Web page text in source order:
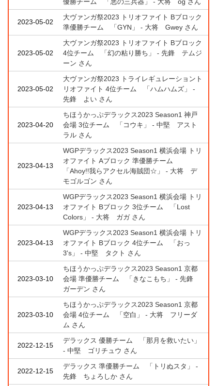
2023-05-02
大ヴァンガ祭2023 トリオファイト Bブロック
準優勝チーム 「GYN」 - 大将 Gwey さん
2023-05-02
大ヴァンガ祭2023 トリオファイト Bブロック
4位チーム 「幻の粘り勝ち」 - 先鋒 テムジ
ーン さん
2023-05-02
大ヴァンガ祭2023 トライレギュレーショント
リオファイト 4位チーム 「ハムハムズ」 -
先鋒 よい さん
2023-04-20
ちほうかっぷデラックス2023 Season1 神戸
会場 3位チーム 「コウキ」 - 中堅 アスト
ラル さん
2023-04-13
WGPデラックス2023 Season1 横浜会場 トリ
オファイト Aブロック 準優勝チーム
「Ahoy!!我らアクセル海賊団☆」 - 大将 デ
モゴルゴン さん
2023-04-13
WGPデラックス2023 Season1 横浜会場 トリ
オファイト Bブロック 3位チーム 「Lost
Colors」 - 大将 ガガ さん
2023-04-13
WGPデラックス2023 Season1 横浜会場 トリ
オファイト Bブロック 4位チーム 「おっ
3's」 - 中堅 タクト さん
2023-03-10
ちほうかっぷデラックス2023 Season1 京都
会場 準優勝チーム 「きなこもち」 - 先鋒
ガーデン さん
2023-03-10
ちほうかっぷデラックス2023 Season1 京都
会場 4位チーム 「空白」 - 大将 フリーダ
ム さん
2022-12-15
デラックス 優勝チーム 「那月を救いたい」
- 中堅 ゴリチュウ さん
2022-12-15
デラックス 準優勝チーム 「トリぬスタ」 -
先鋒 ちょろしか さん